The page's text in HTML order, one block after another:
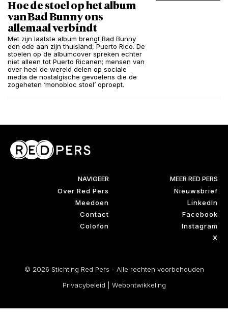
Hoe de stoel op het album
van Bad Bunny ons
allemaal verbindt
Met zijn laatste album brengt Bad Bunny
een ode aan zijn thuisland, Puerto Rico. De
stoelen op de albumcover spreken echter
niet alleen tot Puerto Ricanen; mensen van
over heel de wereld delen op sociale
media de nostalgische gevoelens die de
zogeheten ‘monobloc stoel’ oproept.
NAVIGEER
Over Red Pers
Meedoen
Contact
Colofon
MEER RED PERS
Nieuwsbrief
LinkedIn
Facebook
Instagram
X
© 2026 Stichting Red Pers - Alle rechten voorbehouden
Privacybeleid
Webontwikkeling